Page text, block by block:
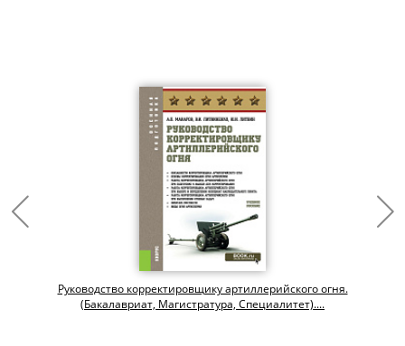
Руководство корректировщику артиллерийского огня.
(Бакалавриат, Магистратура, Специалитет)....